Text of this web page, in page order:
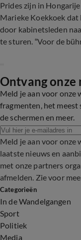
Prides zijn in
Marieke Koekkoek
door kabinetsleden
te sturen. “Voor de
Ontvang
Meld je aan voor onze
fragmenten, het meest
de schermen en meer.
Meld je aan voor onze
laatste nieuws en
met onze partners
afmelden. Zie voor
Categorieën
In de Wandelgangen
Sport
Politiek
Media